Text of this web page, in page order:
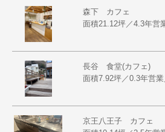
森下 カフェ
面積21.12坪／4.3年営
長谷 食堂(カフェ)
面積7.92坪／0.3年営
京王八王子 カフェ